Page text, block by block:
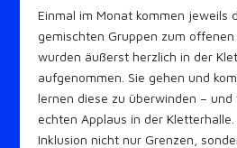
Einmal im Monat kommen jeweils
gemischten Gruppen zum
wurden äußerst herzlich in der
aufgenommen. Sie gehen und
lernen diese zu überwinden –
echten Applaus in der
Inklusion nicht nur Grenzen,